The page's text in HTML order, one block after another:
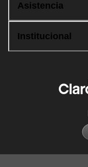
Asistencia
Institucional